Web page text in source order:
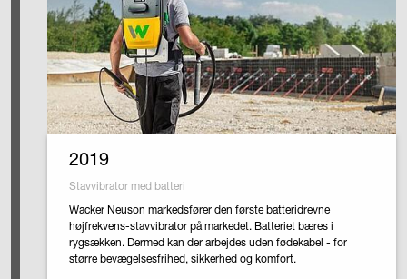
2019
Stavvibrator med batteri
Wacker Neuson markedsfører den første batteridrevne
højfrekvens-stavvibrator på markedet. Batteriet bæres i
rygsækken. Dermed kan der arbejdes uden fødekabel - for
større bevægelsesfrihed, sikkerhed og komfort.